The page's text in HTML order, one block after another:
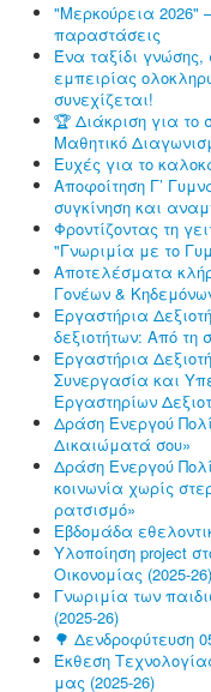
"Μερκούρεια 2026"
παραστάσεις
Ένα ταξίδι
εμπειρίας
συνεχίζεται!
🏆 Διάκριση για το
Μαθητικό
Ευχές για το
Αποφοίτηση Γ’
συγκίνηση και
Φροντίζοντας τη
"Γνωριμία με το
Αποτελέσματα
Γονέων &
Εργαστήρια
δεξιοτήτων: Από τη
Εργαστήρια
Συνεργασία και
Εργαστηρίων
Δράση Ενεργού
Δικαιώματά σου»
Δράση Ενεργού
κοινωνία χωρίς
ρατσισμό»
Εβδομάδα
Υλοποίηση project
Οικονομίας (2025-26)
Γνωριμία των
(2025-26)
🌳 Δενδροφύτευση
Έκθεση
μας (2025-26)